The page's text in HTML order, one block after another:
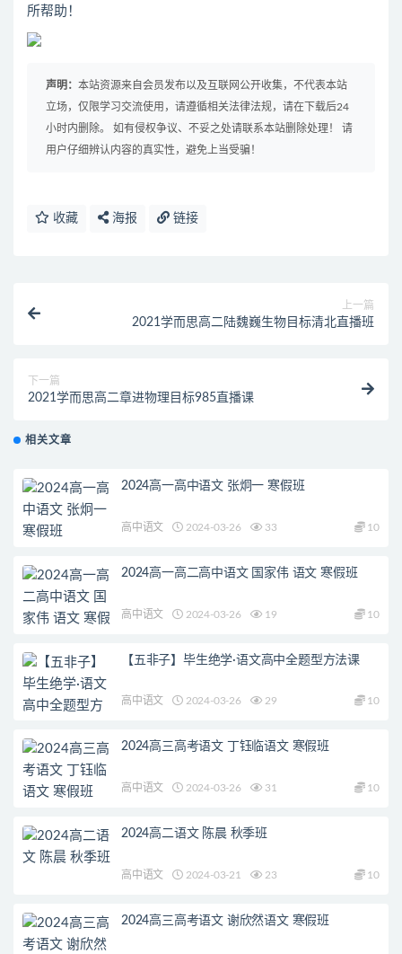
所帮助！
声明： 本站资源来自会员发布以及互联网公开收集，不代表本站
立场，仅限学习交流使用，请遵循相关法律法规，请在下载后24
小时内删除。 如有侵权争议、不妥之处请联系本站删除处理！ 请
用户仔细辨认内容的真实性，避免上当受骗！
收藏 海报 链接
上一篇
2021学而思高二陆魏巍生物目标清北直播班
下一篇
2021学而思高二章进物理目标985直播课
相关文章
2024高一高中语文 张炯一 寒假班
高中语文 2024-03-26 33 10
2024高一高二高中语文 国家伟 语文 寒假班
高中语文 2024-03-26 19 10
【五非子】毕生绝学·语文高中全题型方法课
高中语文 2024-03-26 29 10
2024高三高考语文 丁钰临语文 寒假班
高中语文 2024-03-26 31 10
2024高二语文 陈晨 秋季班
高中语文 2024-03-21 23 10
2024高三高考语文 谢欣然语文 寒假班